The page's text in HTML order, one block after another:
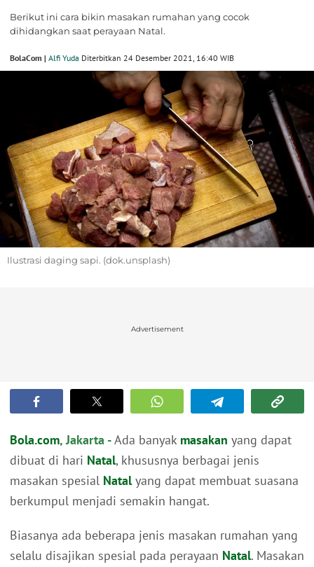
Berikut ini cara bikin masakan rumahan yang cocok
dihidangkan saat perayaan Natal.
BolaCom | Alfi Yuda Diterbitkan 24 Desember 2021, 16:40 WIB
Ilustrasi daging sapi. (dok.unsplash)
Advertisement
Bola.com, Jakarta -Ada banyak masakan yang dapat
dibuat di hari Natal, khususnya berbagai jenis
masakan spesial Natalyang dapat membuat suasana
berkumpul menjadi semakin hangat.
Biasanya ada beberapa jenis masakan rumahan yang
selalu disajikan spesial pada perayaan Natal. Masakan